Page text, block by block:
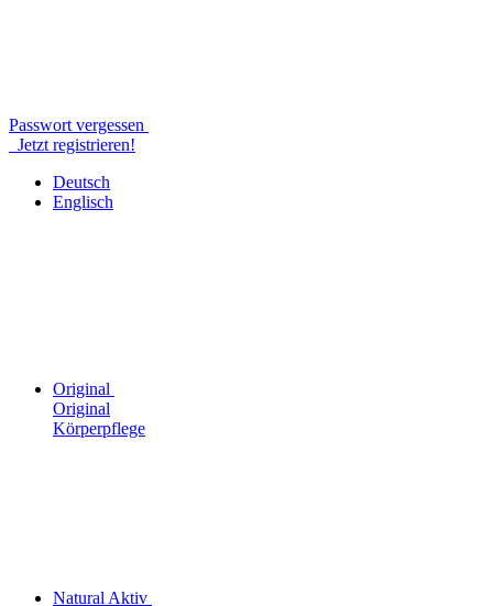
Passwort vergessen
Jetzt registrieren!
Deutsch
Englisch
Original
Original
Körperpflege
Natural Aktiv